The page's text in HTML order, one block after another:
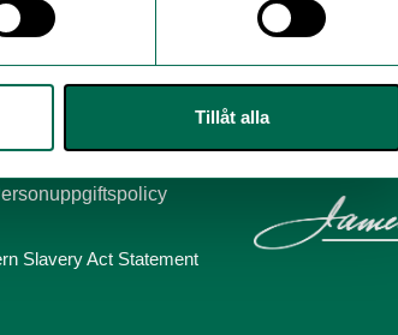
Tillåt alla
produkter.
Slavery Act Statement